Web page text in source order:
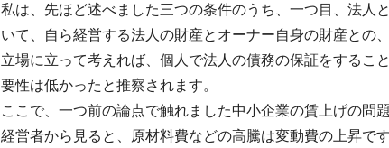
私は、先ほど述べました三つの条件のうち、一つ目、法人
いて、自ら経営する法人の財産とオーナー自身の財産との
立場に立って考えれば、個人で法人の債務の保証をするこ
要性は低かったと推察されます。
ここで、一つ前の論点で触れました中小企業の賃上げの問
経営者から見ると、原材料費などの高騰は変動費の上昇で